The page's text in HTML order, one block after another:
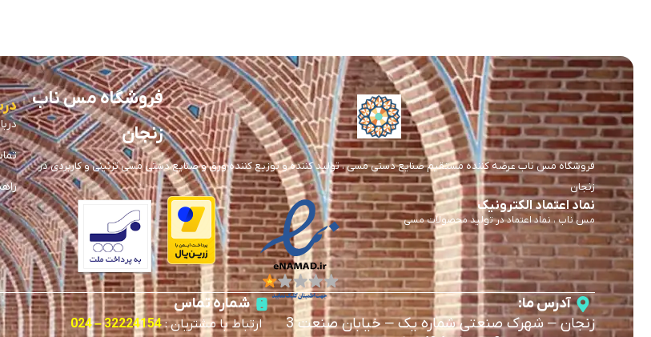
فروشگاه مس ناب
زنجان
فروشگاه مس ناب عرضه کننده مستقیم صنایع دستی مسی ، تولید کننده و توزیع کننده ورق و صنایع دستی مسی تزئینی و کاربردی در
زنجان
نماد اعتماد الکترونیک
مس ناب ، نماد اعتماد در تولید محصولات مسی
آدرس ما:
زنجان–شهرک صنعتی شماره یک–خیابان صنعت 3
شماره تماس
ارتباط با مشتریان : 32224154 – 024